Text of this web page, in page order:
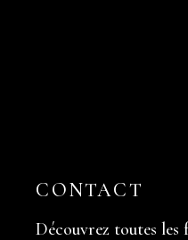
CONTACT
Découvrez toutes